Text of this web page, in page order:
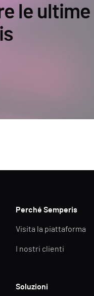
le ultime
Perché Semperis
Visita la piattaforma
I nostri clienti
Soluzioni